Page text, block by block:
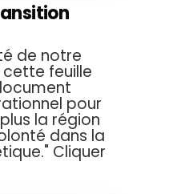
de notre
feuille
pour
la région
dans la
Cliquer